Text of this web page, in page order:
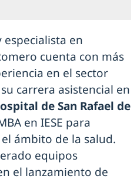
en
cuenta con más
en el sector
carrera asistencial en
de San Rafael de
en IESE para
ámbito de la salud.
equipos
el lanzamiento de